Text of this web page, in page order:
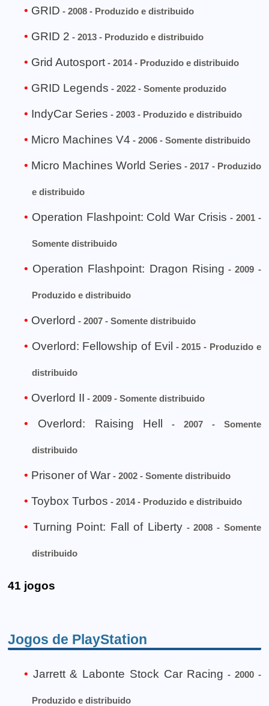
GRID - 2008 - Produzido e distribuido
GRID 2 - 2013 - Produzido e distribuido
Grid Autosport - 2014 - Produzido e distribuido
GRID Legends - 2022 - Somente produzido
IndyCar Series - 2003 - Produzido e distribuido
Micro Machines V4 - 2006 - Somente distribuido
Micro Machines World Series - 2017 - Produzido
e distribuido
Operation Flashpoint: Cold War Crisis - 2001 -
Somente distribuido
Operation Flashpoint: Dragon Rising - 2009 -
Produzido e distribuido
Overlord - 2007 - Somente distribuido
Overlord: Fellowship of Evil - 2015 - Produzido e
distribuido
Overlord II - 2009 - Somente distribuido
Overlord: Raising Hell - 2007 - Somente
distribuido
Prisoner of War - 2002 - Somente distribuido
Toybox Turbos - 2014 - Produzido e distribuido
Turning Point: Fall of Liberty - 2008 - Somente
distribuido
41 jogos
Jogos de PlayStation
Jarrett & Labonte Stock Car Racing - 2000 -
Produzido e distribuido